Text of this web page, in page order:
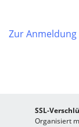
Zur Anmeldung
SSL-
Organisiert